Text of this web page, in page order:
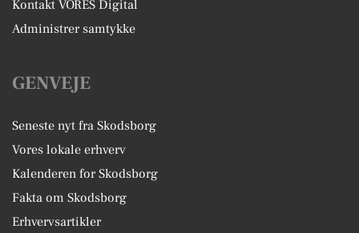
Kontakt VORES Digital
Administrer samtykke
GENVEJE
Seneste nyt fra Skodsborg
Vores lokale erhverv
Kalenderen for Skodsborg
Fakta om Skodsborg
Erhvervsartikler